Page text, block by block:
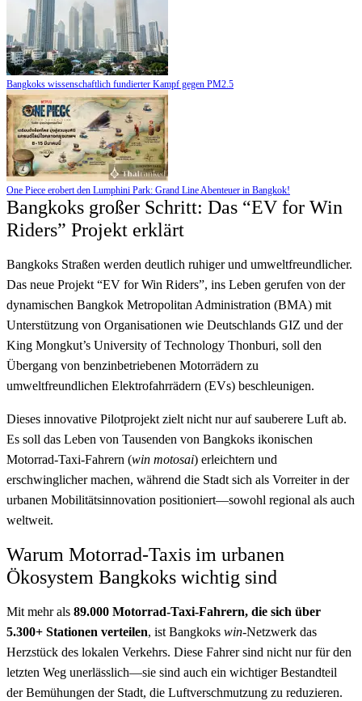
Bangkoks wissenschaftlich fundierter Kampf gegen PM2.5
One Piece erobert den Lumphini Park: Grand Line Abenteuer in Bangkok!
Bangkoks großer Schritt: Das “EV for Win
Riders” Projekt erklärt
Bangkoks Straßen werden deutlich ruhiger und umweltfreundlicher.
Das neue Projekt “EV for Win Riders”, ins Leben gerufen von der
dynamischen Bangkok Metropolitan Administration (BMA) mit
Unterstützung von Organisationen wie Deutschlands GIZ und der
King Mongkut’s University of Technology Thonburi, soll den
Übergang von benzinbetriebenen Motorrädern zu
umweltfreundlichen Elektrofahrrädern (EVs) beschleunigen.
Dieses innovative Pilotprojekt zielt nicht nur auf sauberere Luft ab.
Es soll das Leben von Tausenden von Bangkoks ikonischen
Motorrad-Taxi-Fahrern (win motosai) erleichtern und
erschwinglicher machen, während die Stadt sich als Vorreiter in der
urbanen Mobilitätsinnovation positioniert—sowohl regional als auch
weltweit.
Warum Motorrad-Taxis im urbanen
Ökosystem Bangkoks wichtig sind
Mit mehr als 89.000 Motorrad-Taxi-Fahrern, die sich über
5.300+ Stationen verteilen, ist Bangkoks win-Netzwerk das
Herzstück des lokalen Verkehrs. Diese Fahrer sind nicht nur für den
letzten Weg unerlässlich—sie sind auch ein wichtiger Bestandteil
der Bemühungen der Stadt, die Luftverschmutzung zu reduzieren.